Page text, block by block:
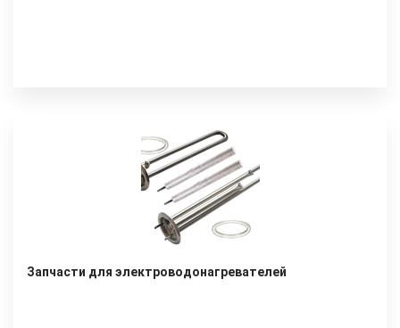
Запчасти для электроводонагревателей